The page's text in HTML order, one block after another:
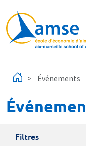
Événements
Filtres